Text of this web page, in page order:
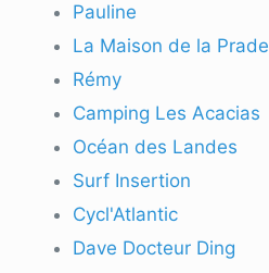
Pauline
La Maison de la Prade
Rémy
Camping Les Acacias
Océan des Landes
Surf Insertion
Cycl'Atlantic
Dave Docteur Ding